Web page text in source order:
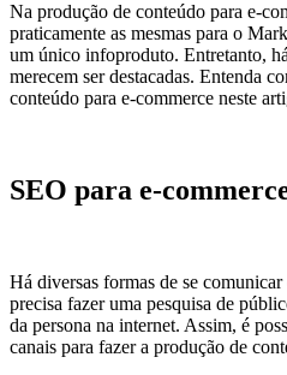
Na produção de conteúdo para e-
praticamente as mesmas para o
um único infoproduto. Entretanto,
merecem ser destacadas. Entenda
conteúdo para e-commerce neste
SEO para e-
Há diversas formas de se
precisa fazer uma pesquisa de
da persona na internet. Assim, é
canais para fazer a produção de